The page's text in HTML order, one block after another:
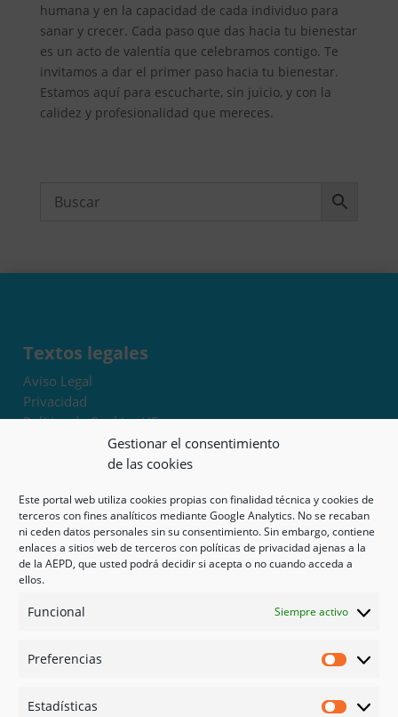
Gestionar el consentimiento
de las cookies
Este portal web utiliza cookies propias con finalidad técnica y cookies de
terceros con fines analíticos mediante Google Analytics. No se recaban
ni ceden datos personales sin su consentimiento. Sin embargo, contiene
enlaces a sitios web de terceros con políticas de privacidad ajenas a la
de la AEPD, que usted podrá decidir si acepta o no cuando acceda a
ellos.
Funcional Siempre activo
Preferencias
Estadísticas
humana y en la capacidad de cada individuo para
sanar y crecer. Cada paso que das hacia tu bienestar
es un acto de valentía que celebramos contigo. Te
invitamos a dar el primer paso hacia tu bienestar.
Estamos aquí para escucharte, sin juicio, y con la
calidez y profesionalidad que mereces.
Textos legales
Aviso Legal
Privacidad
Política de Cookies UE
Términos y condiciones
Exoneración de responsabilidad
Mapa del sitio
Mi cuenta
Tienda
Psicología en Murcia
Guías
Redes sociales
Instagram